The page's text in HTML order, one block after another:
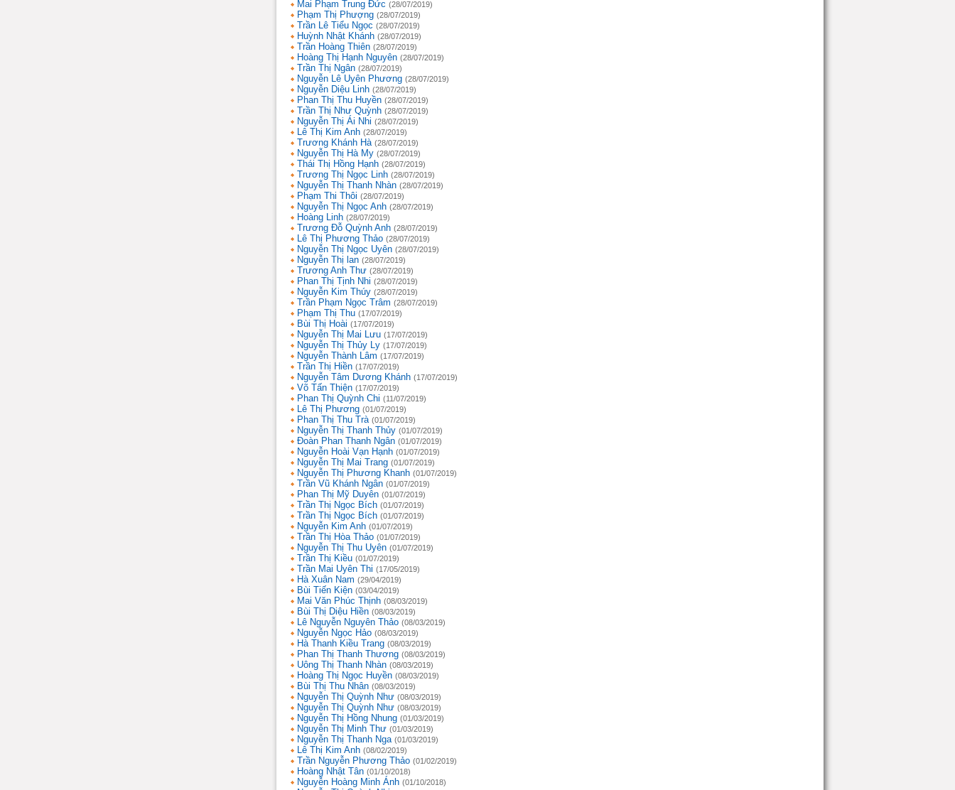
Mai Phạm Trung Đức (28/07/2019)
Phạm Thị Phượng (28/07/2019)
Trần Lê Tiểu Ngọc (28/07/2019)
Huỳnh Nhật Khánh (28/07/2019)
Trần Hoàng Thiên (28/07/2019)
Hoàng Thị Hạnh Nguyên (28/07/2019)
Trần Thị Ngân (28/07/2019)
Nguyễn Lê Uyên Phương (28/07/2019)
Nguyễn Diệu Linh (28/07/2019)
Phan Thị Thu Huyền (28/07/2019)
Trần Thị Như Quỳnh (28/07/2019)
Nguyễn Thị Ái Nhi (28/07/2019)
Lê Thị Kim Anh (28/07/2019)
Trương Khánh Hà (28/07/2019)
Nguyễn Thị Hà My (28/07/2019)
Thái Thị Hồng Hạnh (28/07/2019)
Trương Thị Ngọc Linh (28/07/2019)
Nguyễn Thị Thanh Nhàn (28/07/2019)
Phạm Thi Thôi (28/07/2019)
Nguyễn Thị Ngọc Anh (28/07/2019)
Hoàng Linh (28/07/2019)
Trương Đỗ Quỳnh Anh (28/07/2019)
Lê Thị Phương Thảo (28/07/2019)
Nguyễn Thị Ngọc Uyên (28/07/2019)
Nguyễn Thị lan (28/07/2019)
Trương Anh Thư (28/07/2019)
Phan Thị Tịnh Nhi (28/07/2019)
Nguyễn Kim Thúy (28/07/2019)
Trần Phạm Ngọc Trâm (28/07/2019)
Phạm Thị Thu (17/07/2019)
Bùi Thị Hoài (17/07/2019)
Nguyễn Thị Mai Lưu (17/07/2019)
Nguyễn Thị Thủy Ly (17/07/2019)
Nguyễn Thành Lâm (17/07/2019)
Trần Thị Hiền (17/07/2019)
Nguyễn Tâm Dương Khánh (17/07/2019)
Võ Tấn Thiện (17/07/2019)
Phan Thị Quỳnh Chi (11/07/2019)
Lê Thị Phương (01/07/2019)
Phan Thị Thu Trà (01/07/2019)
Nguyễn Thị Thanh Thủy (01/07/2019)
Đoàn Phan Thanh Ngân (01/07/2019)
Nguyễn Hoài Vạn Hạnh (01/07/2019)
Nguyễn Thị Mai Trang (01/07/2019)
Nguyễn Thị Phương Khanh (01/07/2019)
Trần Vũ Khánh Ngân (01/07/2019)
Phan Thị Mỹ Duyên (01/07/2019)
Trần Thị Ngọc Bích (01/07/2019)
Trần Thị Ngọc Bích (01/07/2019)
Nguyễn Kim Anh (01/07/2019)
Trần Thị Hòa Thảo (01/07/2019)
Nguyễn Thị Thu Uyên (01/07/2019)
Trần Thị Kiều (01/07/2019)
Trần Mai Uyên Thi (17/05/2019)
Hà Xuân Nam (29/04/2019)
Bùi Tiến Kiện (03/04/2019)
Mai Văn Phúc Thịnh (08/03/2019)
Bùi Thị Diệu Hiền (08/03/2019)
Lê Nguyễn Nguyên Thảo (08/03/2019)
Nguyễn Ngọc Hảo (08/03/2019)
Hà Thanh Kiều Trang (08/03/2019)
Phan Thị Thanh Thương (08/03/2019)
Uông Thị Thanh Nhàn (08/03/2019)
Hoàng Thị Ngọc Huyền (08/03/2019)
Bùi Thị Thu Nhân (08/03/2019)
Nguyễn Thị Quỳnh Như (08/03/2019)
Nguyễn Thị Quỳnh Như (08/03/2019)
Nguyễn Thị Hồng Nhung (01/03/2019)
Nguyễn Thị Minh Thư (01/03/2019)
Nguyễn Thị Thanh Nga (01/03/2019)
Lê Thị Kim Anh (08/02/2019)
Trần Nguyễn Phương Thảo (01/02/2019)
Hoàng Nhật Tân (01/10/2018)
Nguyễn Hoàng Minh Ánh (01/10/2018)